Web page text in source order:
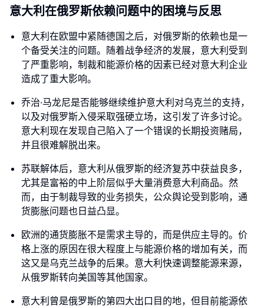
意大利在俄罗斯依赖问题中的困境与反思
意大利在欧盟中紧随德国之后，对俄罗斯的依赖也是一
个备受关注的问题。随着战争经济的发展，意大利受到
了严重影响，制裁和能源价格的因素已经对意大利企业
造成了重大影响。
乔治·马龙尼是否能够继续维护意大利对乌克兰的支持，
以及对俄罗斯入侵采取强硬立场，这引发了许多讨论。
意大利现在发现自己陷入了一个错误的长期投资赌局，
并且很难解脱出来。
苏联解体后，意大利从俄罗斯的经济复苏中获益良多，
尤其是富裕的中上阶层似乎大量消费意大利商品。然
而，由于制裁导致的业务损失，公众舆论受到影响，通
货膨胀问题也日益凸显。
欧洲的通货膨胀不是需求主导的，而是供应主导的。价
格上涨的原因在很大程度上与能源价格的增加有关，而
这又是乌克兰战争的后果。意大利快速调整能源来源，
从俄罗斯转向美国等其他国家。
意大利曾是俄罗斯的第四大出口目的地，但目前能源依